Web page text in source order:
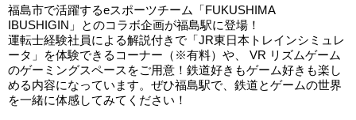
福島市で活躍するeスポーツチーム「FUKUSHIMA
IBUSHIGIN」とのコラボ企画が福島駅に登場！
運転士経験社員による解説付きで「JR東日本トレインシミュレ
ータ」を体験できるコーナー（※有料）や、 VR リズムゲーム
のゲーミングスペースをご用意！鉄道好きもゲーム好きも楽し
める内容になっています。ぜひ福島駅で、鉄道とゲームの世界
を一緒に体感してみてください！